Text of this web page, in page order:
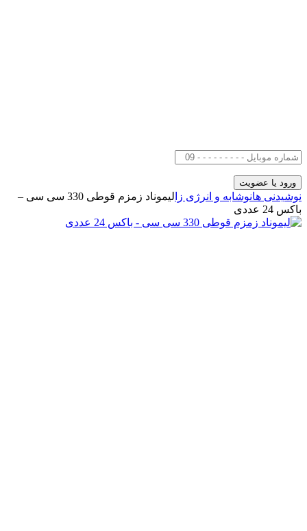
نوشیدنی هانوشابه و انرژی زا
لیموناد زمزم قوطی 330 سی سی –
باکس 24 عددی